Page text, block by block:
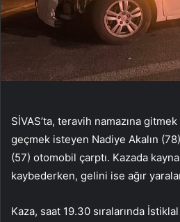
SİVAS’ta, teravih namazına
geçmek isteyen Nadiye Akalın
(57) otomobil çarptı. Kazada
kaybederken, gelini ise ağır
Kaza, saat 19.30 sıralarında